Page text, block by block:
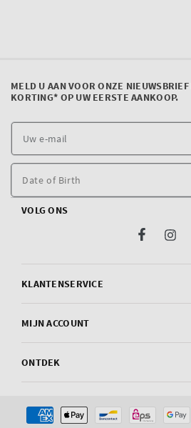
KLANTENSERVICE
MIJN ACCOUNT
ONTDEK
MELD U AAN VOOR ONZE
KORTING* OP UW EERSTE AANKOOP.
Date of Birth
VOLG ONS
Facebook
Betaalmethoden